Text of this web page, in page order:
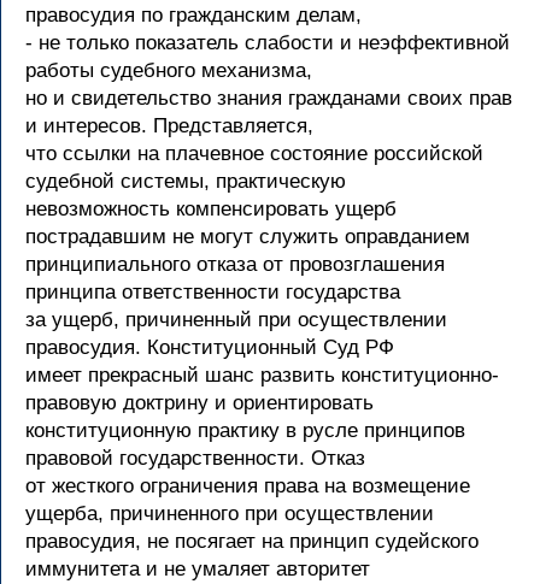
правосудия по гражданским делам,
- не только показатель слабости и неэффективной
работы судебного механизма,
но и свидетельство знания гражданами своих прав
и интересов. Представляется,
что ссылки на плачевное состояние российской
судебной системы, практическую
невозможность компенсировать ущерб
пострадавшим не могут служить оправданием
принципиального отказа от провозглашения
принципа ответственности государства
за ущерб, причиненный при осуществлении
правосудия. Конституционный Суд РФ
имеет прекрасный шанс развить конституционно-
правовую доктрину и ориентировать
конституционную практику в русле принципов
правовой государственности. Отказ
от жесткого ограничения права на возмещение
ущерба, причиненного при осуществлении
правосудия, не посягает на принцип судейского
иммунитета и не умаляет авторитет